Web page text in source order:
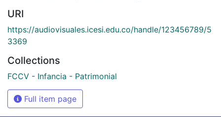
URI
https://audiovisuales.icesi.edu.co/handle/123456789/5
3369
Collections
FCCV - Infancia - Patrimonial
Full item page